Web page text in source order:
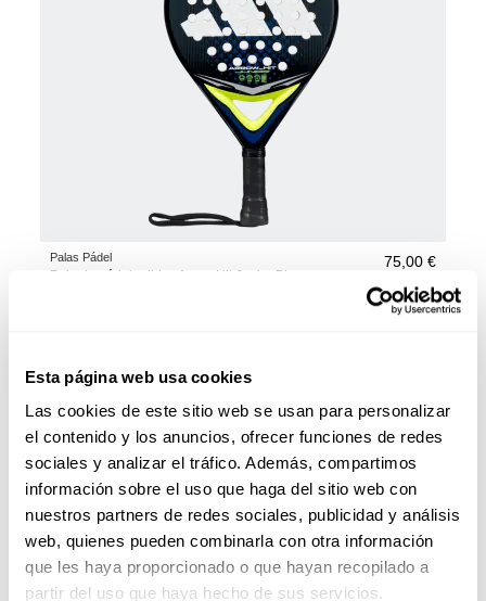
Esta página web usa cookies
Las cookies de este sitio web se usan para personalizar
el contenido y los anuncios, ofrecer funciones de redes
sociales y analizar el tráfico. Además, compartimos
información sobre el uso que haga del sitio web con
nuestros partners de redes sociales, publicidad y análisis
web, quienes pueden combinarla con otra información
que les haya proporcionado o que hayan recopilado a
partir del uso que haya hecho de sus servicios.
Palas Pádel
Pala de pádel adidas Arrow Hit Junior Blue
75,00 €